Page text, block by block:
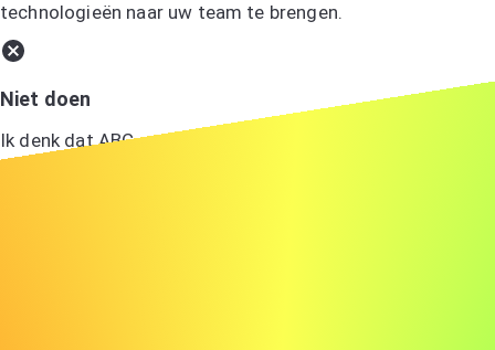
technologieën naar uw team te brengen.
Niet doen
Ik denk dat ABC een goed bedrijf is en ik zou er graag
willen werken.